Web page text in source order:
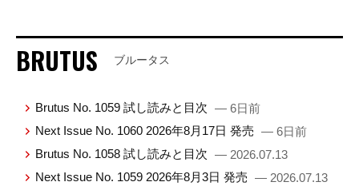
BRUTUS ブルータス
Brutus No. 1059 試し読みと目次 — 6日前
Next Issue No. 1060 2026年8月17日 発売 — 6日前
Brutus No. 1058 試し読みと目次 — 2026.07.13
Next Issue No. 1059 2026年8月3日 発売 — 2026.07.13